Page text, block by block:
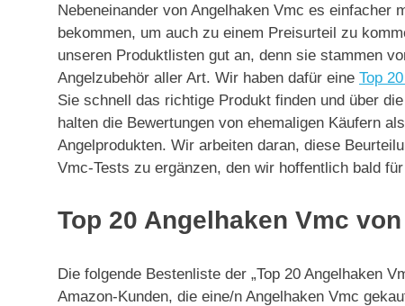
Nebeneinander von Angelhaken Vmc es einfacher
bekommen, um auch zu einem Preisurteil zu
unseren Produktlisten gut an, denn sie stammen
Angelzubehör aller Art. Wir haben dafür eine Top
Sie schnell das richtige Produkt finden und über
halten die Bewertungen von ehemaligen Käufern
Angelprodukten. Wir arbeiten daran, diese
Vmc-Tests zu ergänzen, den wir hoffentlich bald
Top 20 Angelhaken Vmc
Die folgende Bestenliste der „Top 20 Angelhaken
Amazon-Kunden, die eine/n Angelhaken Vmc